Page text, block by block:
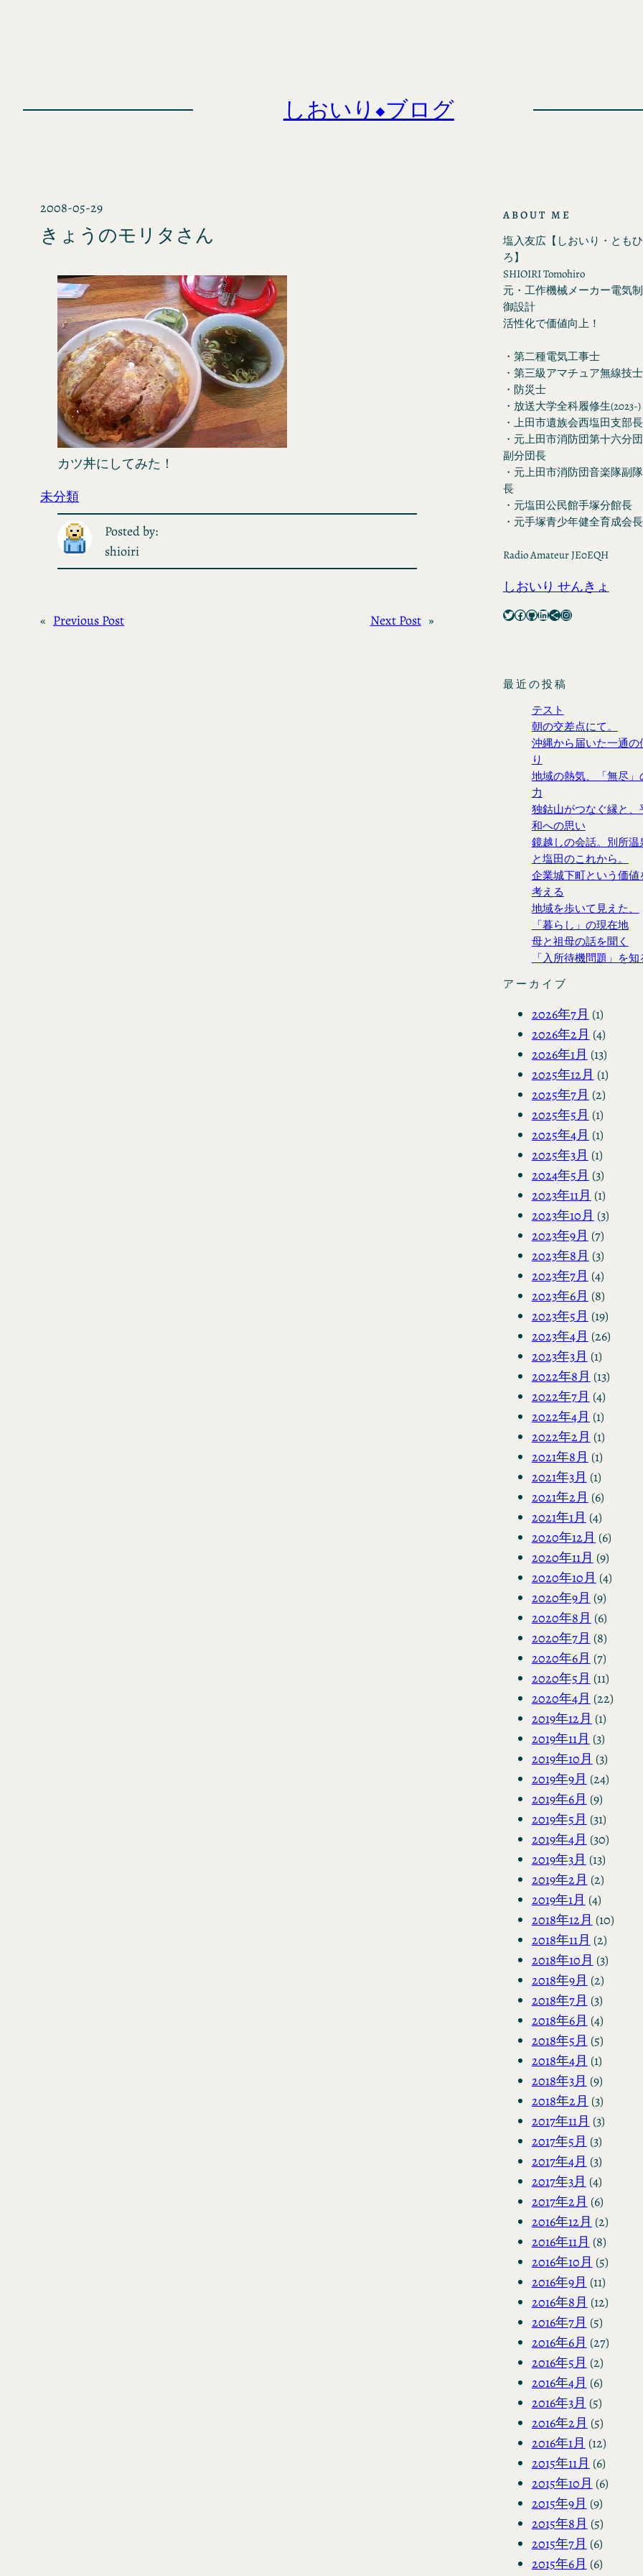
しおいり◆ブログ
2008-05-29
きょうのモリタさん
カツ丼にしてみた！
未分類
Posted by:
shioiri
« Previous Post Next Post »
ABOUT ME
塩入友広【しおいり・ともひ
ろ】
SHIOIRI Tomohiro
元・工作機械メーカー電気制
御設計
活性化で価値向上！
・第二種電気工事士
・第三級アマチュア無線技士
・防災士
・放送大学全科履修生(2023-)
・上田市遺族会西塩田支部長
・元上田市消防団第十六分団
副分団長
・元上田市消防団音楽隊副隊
長
・元塩田公民館手塚分館長
・元手塚青少年健全育成会長
Radio Amateur JE0EQH
しおいり せんきょ
Twitter Facebook GitHub LinkedIn Share Icon Instagram
最近の投稿
テスト
朝の交差点にて。
沖縄から届いた一通の
り
地域の熱気、「無尽」
力
独鈷山がつなぐ縁と、
和への思い
鏡越しの会話。別所温
と塩田のこれから。
企業城下町という価値
考える
地域を歩いて見えた、
「暮らし」の現在地
母と祖母の話を聞く
「入所待機問題」を知
アーカイブ
2026年7月 (1)
2026年2月 (4)
2026年1月 (13)
2025年12月 (1)
2025年7月 (2)
2025年5月 (1)
2025年4月 (1)
2025年3月 (1)
2024年5月 (3)
2023年11月 (1)
2023年10月 (3)
2023年9月 (7)
2023年8月 (3)
2023年7月 (4)
2023年6月 (8)
2023年5月 (19)
2023年4月 (26)
2023年3月 (1)
2022年8月 (13)
2022年7月 (4)
2022年4月 (1)
2022年2月 (1)
2021年8月 (1)
2021年3月 (1)
2021年2月 (6)
2021年1月 (4)
2020年12月 (6)
2020年11月 (9)
2020年10月 (4)
2020年9月 (9)
2020年8月 (6)
2020年7月 (8)
2020年6月 (7)
2020年5月 (11)
2020年4月 (22)
2019年12月 (1)
2019年11月 (3)
2019年10月 (3)
2019年9月 (24)
2019年6月 (9)
2019年5月 (31)
2019年4月 (30)
2019年3月 (13)
2019年2月 (2)
2019年1月 (4)
2018年12月 (10)
2018年11月 (2)
2018年10月 (3)
2018年9月 (2)
2018年7月 (3)
2018年6月 (4)
2018年5月 (5)
2018年4月 (1)
2018年3月 (9)
2018年2月 (3)
2017年11月 (3)
2017年5月 (3)
2017年4月 (3)
2017年3月 (4)
2017年2月 (6)
2016年12月 (2)
2016年11月 (8)
2016年10月 (5)
2016年9月 (11)
2016年8月 (12)
2016年7月 (5)
2016年6月 (27)
2016年5月 (2)
2016年4月 (6)
2016年3月 (5)
2016年2月 (5)
2016年1月 (12)
2015年11月 (6)
2015年10月 (6)
2015年9月 (9)
2015年8月 (5)
2015年7月 (6)
2015年6月 (6)